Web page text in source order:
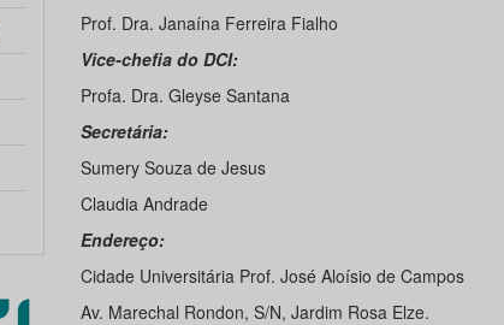
Prof. Dra. Janaína Ferreira Fialho
Vice-chefia do DCI:
Profa. Dra. Gleyse Santana
Secretária:
Sumery Souza de Jesus
Claudia Andrade
Endereço:
Cidade Universitária Prof. José Aloísio de Campos
Av. Marechal Rondon, S/N, Jardim Rosa Elze.